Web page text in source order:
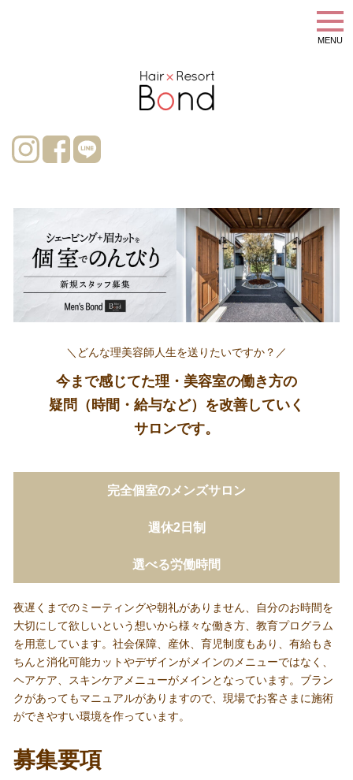
MENU
＼どんな理美容師人生を送りたいですか？／
今まで感じてた理・美容室の働き方の
疑問（時間・給与など）を改善していく
サロンです。
完全個室のメンズサロン
週休2日制
選べる労働時間
夜遅くまでのミーティングや朝礼がありません、自分のお時間を
大切にして欲しいという想いから様々な働き方、教育プログラム
を用意しています。社会保障、産休、育児制度もあり、有給もき
ちんと消化可能カットやデザインがメインのメニューではなく、
ヘアケア、スキンケアメニューがメインとなっています。ブラン
クがあってもマニュアルがありますので、現場でお客さまに施術
ができやすい環境を作っています。
募集要項